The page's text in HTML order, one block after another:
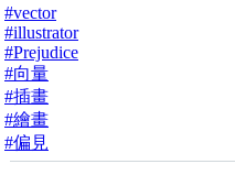
#vector
#illustrator
#Prejudice
#向量
#插畫
#繪畫
#偏見